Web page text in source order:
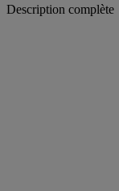
Description complète